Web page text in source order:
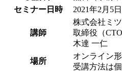
セミナー日時
2021年2月5
講師
株式会社ミ
取締役（CTO
木達 一仁
場所
オンライン
受講方法は